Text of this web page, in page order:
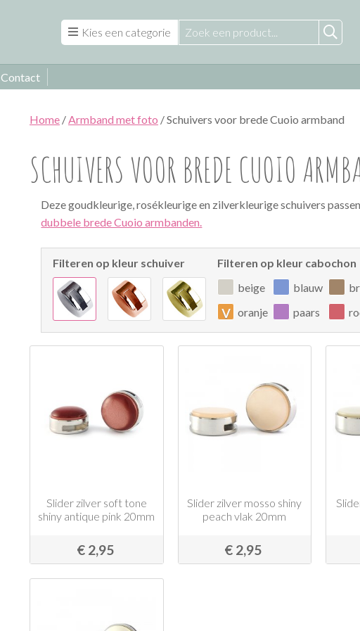
Kies een categorie
Contact
Home /Armband met foto / Schuivers voor brede Cuoio armband
SCHUIVERS VOOR BREDE CUOIO
Deze goudkleurige, rosékleurige en zilverkleurige schuivers
dubbele brede Cuoio armbanden.
Filteren op kleur schuiver
Filteren op kleur cabochon
beige
blauw
v oranje paars
Slider zilver soft tone
shiny antique pink 20mm
€ 2,95
Slider zilver mosso shiny
peach vlak 20mm
€ 2,95